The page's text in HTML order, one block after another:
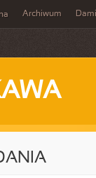
Archiwum